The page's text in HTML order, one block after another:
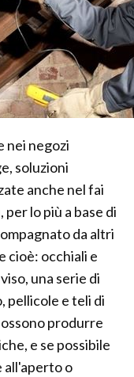
nei negozi
soluzioni
anche nel fai
lo più a base di
da altri
cioè: occhiali e
una serie di
pellicole e teli di
produrre
e se possibile
all'aperto o